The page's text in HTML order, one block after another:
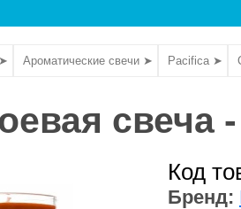
Ароматические свечи ➤ Pacifica ➤
свеча
Код
Бренд: